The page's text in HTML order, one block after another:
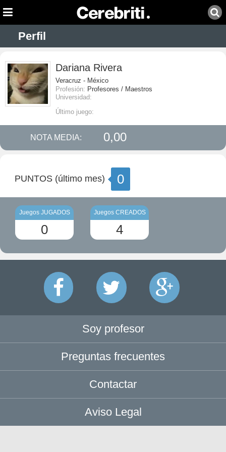
Perfil
Dariana Rivera
Veracruz - México
Profesión: Profesores / Maestros
Universidad:
Último juego:
NOTA MEDIA: 0,00
PUNTOS (último mes) 0
Juegos JUGADOS
0
Juegos CREADOS
4
Soy profesor
Preguntas frecuentes
Contactar
Aviso Legal